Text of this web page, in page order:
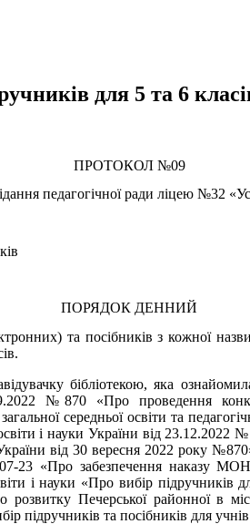
для 5 та 6
ПРОТОКОЛ №09
педагогічної ради ліцею №32
ПОРЯДОК ДЕННИЙ
та посібників з кожної
.
бібліотекою, яка
№870 «Про проведення
середньої освіти та
і науки України від
від 30 вересня 2022 року
23 «Про забезпечення наказу
і науки «Про вибір підручників
розвитку Печерської районної в
підручників та посібників для